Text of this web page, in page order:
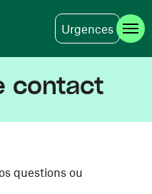
Urgences
contact
questions ou